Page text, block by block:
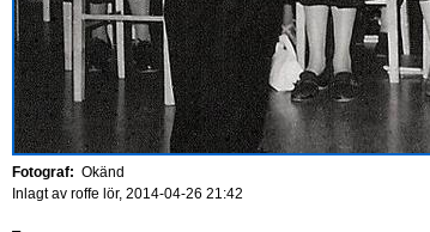
Fotograf: Okänd
Inlagt av roffe lör, 2014-04-26 21:42